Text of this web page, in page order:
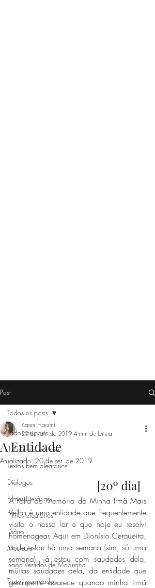
Post
Todos os posts
1 Crônica por dia
Textos bem aleatórios
Diálogos
Filmes Literários
Filmes aleatórios
Diário
Musicais
Saga Vestidos de Madrinha
Textos guardados
Todos os posts
A Entidade
Karen Harumi
20 de jan. de 2019 4 min de leitura
Atualizado: 20 de set. de 2019
[20º dia]
A Falta de Memória da Minha Irmã Mais
Velha é uma entidade que frequentemente
visita o nosso lar e que hoje eu resolvi
homenagear. Aqui em Dionísio Cerqueira,
onde estou há uma semana (sim, só uma
semana), já estou com saudades dela,
muitas saudades dela, da entidade que
geralmente aparece quando minha irmã